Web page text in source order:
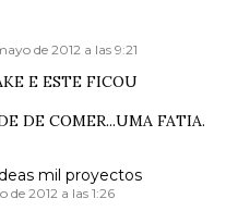
de 2012 a las 9:21
E ESTE FICOU
DE COMER...UMA FATIA.
mil proyectos
de 2012 a las 1:26